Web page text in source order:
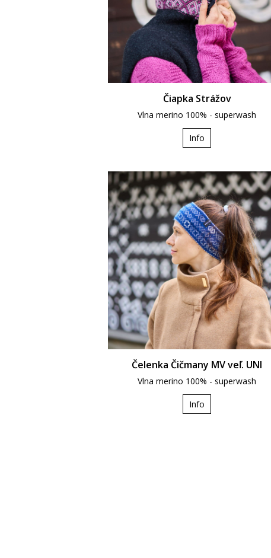
Čiapka Strážov
Vlna merino 100% - superwash
Info
Čelenka Čičmany MV veľ. UNI
Vlna merino 100% - superwash
Info